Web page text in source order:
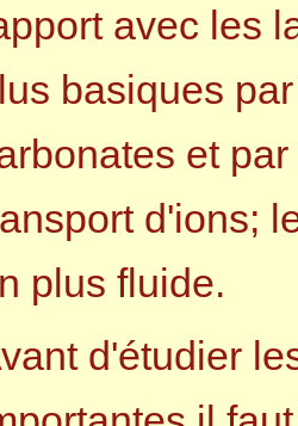
avec les
basiques
et
d'ions;
plus fluide.
d'étudier